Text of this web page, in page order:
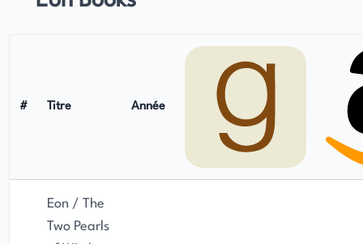
trilogie primée Dark Days Club, également
connue sous le nom de trilogie Lady Helen, et la
duologie fantasy à succès du New York Times,
EON et EONA. Elle travaille actuellement sur son
prochain roman, "The Benevolent Society of Ill-
Mannered Ladies", qui sera publié aux États-
2023. Goodman a récemment obtenu son
doctorat et détient désormais le titre de Dr. Elle
# Titre Année
Eon / The
Two Pearls